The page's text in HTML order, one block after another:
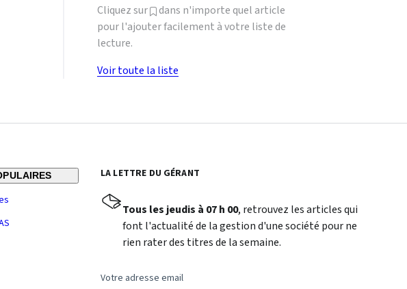
Cliquez sur
dans n'importe quel article
pour l'ajouter facilement à votre liste de
lecture.
Voir toute la liste
LA LETTRE DU GÉRANT
Tous les jeudis à 07 h 00, retrouvez les articles qui
font l'actualité de la gestion d'une société pour ne
rien rater des titres de la semaine.
Votre adresse email